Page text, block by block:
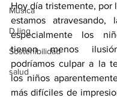
Música
DJing
Sostenibilidad
salud
Hoy día tristemente, por
estamos atravesando,
especialmente los
tienen menos
podríamos culpar a la
los niños
más difíciles de